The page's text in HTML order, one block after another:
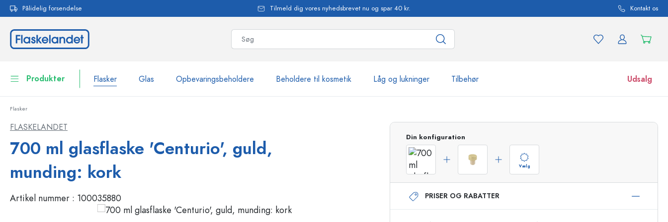
Gå til hovednavigation
Pålidelig forsendelse Tilmeld dig vores nyhedsbrevet nu og spar 40 kr. Kontakt os
Produkter Flasker Glas Opbevaringsbeholdere Beholdere til kosmetik Låg og lukninger Tilbehør Udsalg
Bordservice
Beholdere til kosmetik
Flasker efter mærke
Estal-flasker
Flasker med patentprop
Sprayflasker
Airless-dispensere
Roll-on flasker
Glas
Opdag nu
Køb nu
Flasker
FLASKELANDET
700 ml glasflaske 'Centurio', guld,
munding: kork
Artikel nummer : 100035880
Din konfiguration
Vælg
PRISER OG RABATTER